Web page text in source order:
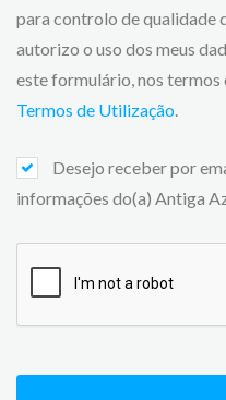
para controlo de qualidade
autorizo o uso dos meus
este formulário, nos termos
Termos de Utilização.
Desejo receber por
informações do(a) Antiga